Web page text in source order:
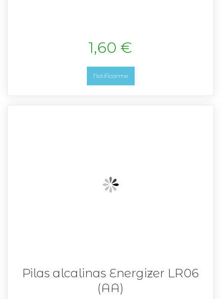
1,60 €
Notificarme
Pilas alcalinas Energizer LR06
(AA)